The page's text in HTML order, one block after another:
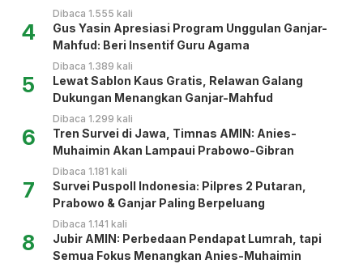
Dibaca 1.555 kali
4
Gus Yasin Apresiasi Program Unggulan Ganjar-
Mahfud: Beri Insentif Guru Agama
Dibaca 1.389 kali
5
Lewat Sablon Kaus Gratis, Relawan Galang
Dukungan Menangkan Ganjar-Mahfud
Dibaca 1.299 kali
6
Tren Survei di Jawa, Timnas AMIN: Anies-
Muhaimin Akan Lampaui Prabowo-Gibran
Dibaca 1.181 kali
7
Survei Puspoll Indonesia: Pilpres 2 Putaran,
Prabowo & Ganjar Paling Berpeluang
Dibaca 1.141 kali
8
Jubir AMIN: Perbedaan Pendapat Lumrah, tapi
Semua Fokus Menangkan Anies-Muhaimin